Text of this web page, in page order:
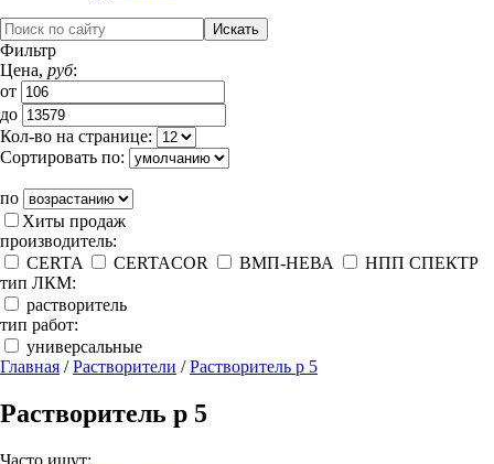
Фильтр
Цена, руб:
от
до
Кол-во на странице:
Сортировать по:
по
Хиты продаж
производитель:
CERTA
CERTACOR ВМП-НЕВА
НПП СПЕКТР
тип ЛКМ:
растворитель
тип работ:
универсальные
Главная /Растворители /Растворитель р 5
Растворитель р 5
Часто ищут: